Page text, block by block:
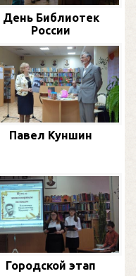
День Библиотек
России
Павел Куншин
Городской этап